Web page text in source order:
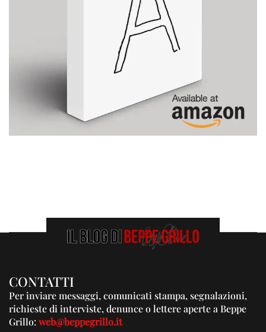
CONTATTI
Per inviare messaggi, comunicati stampa, segnalazioni,
richieste di interviste, denunce o lettere aperte a Beppe
Grillo:web@beppegrillo.it